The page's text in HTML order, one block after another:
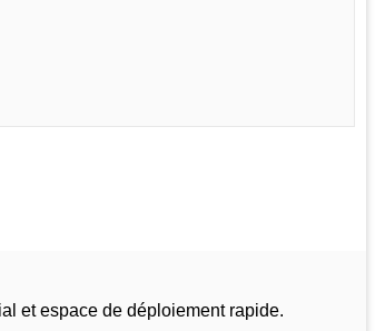
et espace de déploiement rapide.